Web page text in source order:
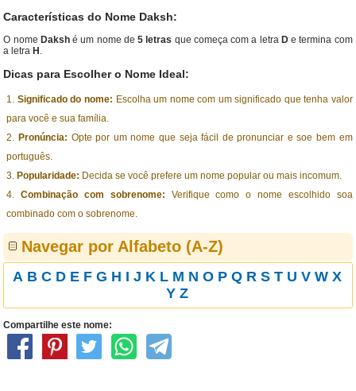
Características do Nome Daksh:
O nome Dakshé um nome de5 letras que começa com a letra De termina com
a letra H .
Dicas para Escolher o Nome Ideal:
Significado do nome: Escolha um nome com um significado que tenha valor
para você e sua família.
Pronúncia: Opte por um nome que seja fácil de pronunciar e soe bem em
português.
Popularidade: Decida se você prefere um nome popular ou mais incomum.
Combinação com sobrenome: Verifique como o nome escolhido soa
combinado com o sobrenome.
Navegar por Alfabeto (A-Z)
A B C D E F G H I J K L M N O P Q R S T U V W X
Y Z
Compartilhe este nome: